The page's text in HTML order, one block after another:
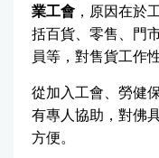
業工會 ，原因在於
括百貨、零售、門
員等，對售貨工作
從加入工會、勞健
有專人協助，對佛
方便。